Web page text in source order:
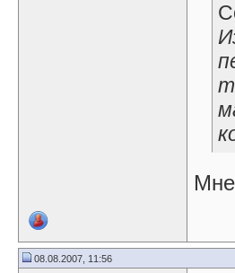
08.08.2007, 11:56